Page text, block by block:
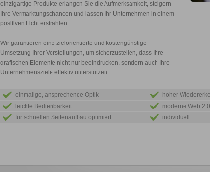
einzigartige Produkte erlangen Sie die Aufmerksamkeit, steigern
Ihre Vermarktungschancen und lassen Ihr Unternehmen in einem
positiven Licht erstrahlen.
Wir garantieren eine zielorientierte und kostengünstige
Umsetzung Ihrer Vorstellungen, um sicherzustellen, dass Ihre
grafischen Elemente nicht nur beeindrucken, sondern auch Ihre
Unternehmensziele effektiv unterstützen.
einmalige, ansprechende Optik
hoher
leichte Bedienbarkeit
moderne Web
für schnellen Seitenaufbau optimiert
individuell